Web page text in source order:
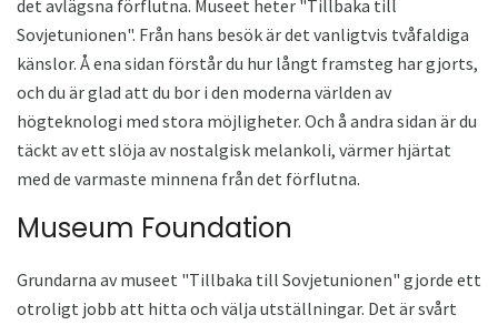
det avlägsna förflutna. Museet heter "Tillbaka till
Sovjetunionen". Från hans besök är det vanligtvis tvåfaldiga
känslor. Å ena sidan förstår du hur långt framsteg har gjorts,
och du är glad att du bor i den moderna världen av
högteknologi med stora möjligheter. Och å andra sidan är du
täckt av ett slöja av nostalgisk melankoli, värmer hjärtat
med de varmaste minnena från det förflutna.
Museum Foundation
Grundarna av museet "Tillbaka till Sovjetunionen" gjorde ett
otroligt jobb att hitta och välja utställningar. Det är svårt